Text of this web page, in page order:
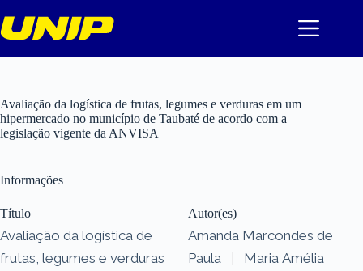
para
o
Avaliação da logística de frutas, legumes e verduras em um
hipermercado no município de Taubaté de acordo com a
legislação vigente da ANVISA
Informações
Título
Avaliação da logística de
frutas, legumes e verduras
Autor(es)
Amanda Marcondes de
Paula
|
Maria Amélia